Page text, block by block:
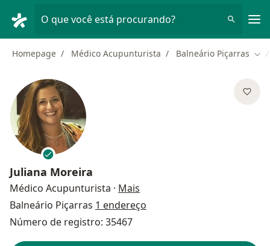
O que você está procurando?
Homepage Médico Acupunturista Balneário Piçarras
Juliana Moreira
Médico Acupunturista · Mais
Balneário Piçarras 1 endereço
Número de registro: 35467